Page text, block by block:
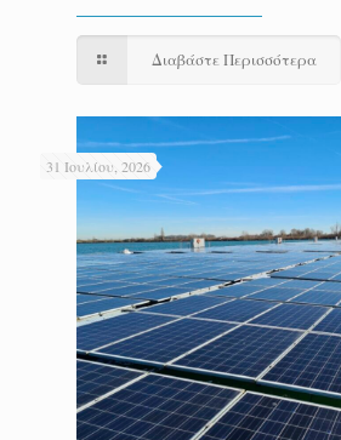
Διαβάστε Περισσότερα
31 Ιουλίου, 2026